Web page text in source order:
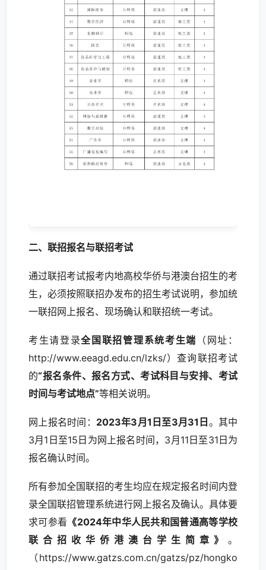
二、联招报名与联招考试
通过联招考试报考内地高校华侨与港澳台招生的考
生，必须按照联招办发布的招生考试说明，参加统
一联招网上报名、现场确认和联招统一考试。
考生请登录全国联招管理系统考生端 （网址：
http://www.eeagd.edu.cn/lzks/）查询联招考试
的“报名条件、报名方式、考试科目与安排、考试
时间与考试地点”等相关说明。
网上报名时间： 2023年3月1日至3月31日 。其中
3月1日至15日为网上报名时间，3月11日至31日为
报名确认时间。
所有参加全国联招的考生均应在规定报名时间内登
录全国联招管理系统进行网上报名及确认。具体要
求可参看 《2024年中华人民共和国普通高等学校
联合招收华侨港澳台学生简章》 。
（https://www.gatzs.com.cn/gatzs/pz/hongko